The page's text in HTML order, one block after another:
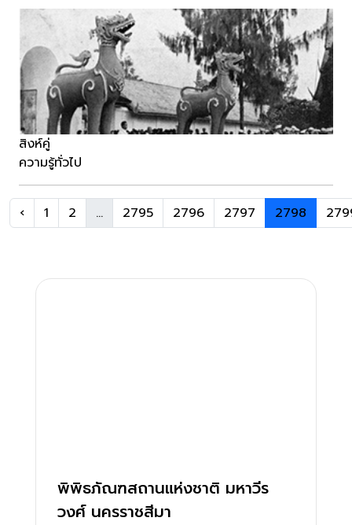
สิงห์คู่
ความรู้ทั่วไป
‹ 1 2 ... 2795 2796 2797 2798
พิพิธภัณฑสถานแห่งชาติ มหาวีร
วงศ์ นครราชสีมา